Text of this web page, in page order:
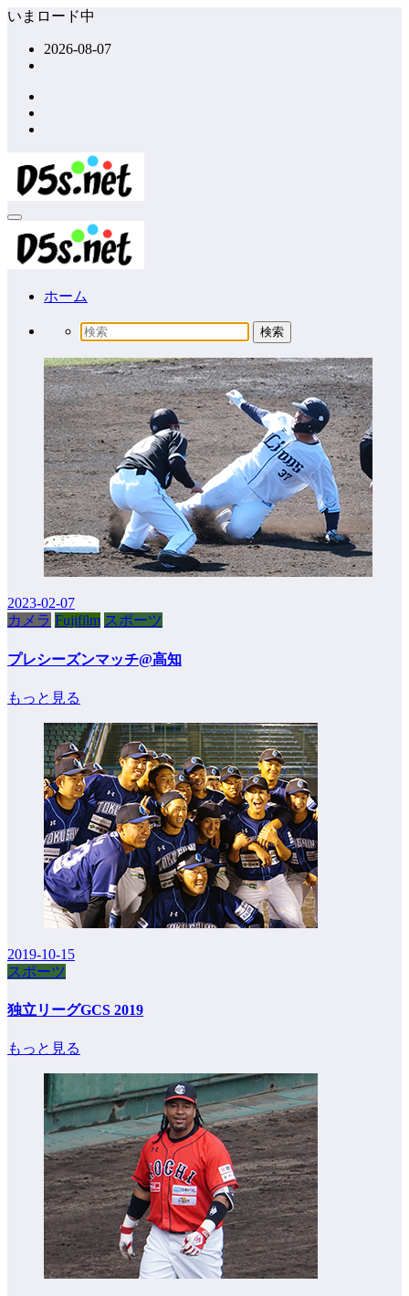
コ
ッ
プ
いまロード中
2026-08-07
ホーム
2023-02-07
カメラ Fujifilm スポーツ
プレシーズンマッチ@高知
もっと見る
2019-10-15
スポーツ
独立リーグGCS 2019
もっと見る